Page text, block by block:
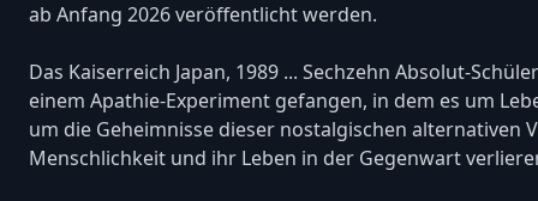
ab Anfang 2026 veröffentlicht werden.
Das Kaiserreich Japan, 1989 ... Sechzehn Absolut-
einem Apathie-Experiment gefangen, in dem es um
um die Geheimnisse dieser nostalgischen alternativen
Menschlichkeit und ihr Leben in der Gegenwart